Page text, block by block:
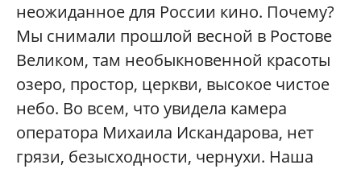
неожиданное для России кино. Почему?
Мы снимали прошлой весной в Ростове
Великом, там необыкновенной красоты
озеро, простор, церкви, высокое чистое
небо. Во всем, что увидела камера
оператора Михаила Искандарова, нет
грязи, безысходности, чернухи. Наша